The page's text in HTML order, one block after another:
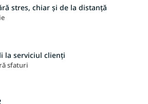
stres, chiar și de la distanță
la serviciul clienți
sfaturi